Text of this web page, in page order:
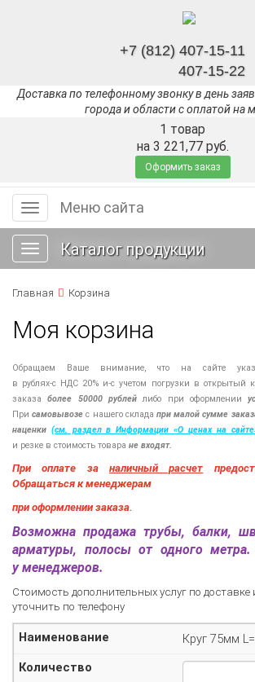
+7 (812) 407-15-11
407-15-22
Доставка по телефонному звонку в день
города и области с оплатой на
1 товар
на 3 221,77 руб.
Оформить заказ
Меню
сайта
Меню сайта
Toggle
navigation
Каталог продукции
Главная Корзина
Моя корзина
Обращаем Ваше внимание, что на сайте
в рублях-с НДС 20% и-с учетом погрузки в открытый
заказаболее 50000 рублей либо при оформлении
Присамовывозе с нашего складапри малой сумме
наценки (см. раздел в Информации «О ценах на
и резке в стоимость товара не входят.
При оплате за наличный расчет
Обращаться к менеджерам
при оформлении заказа.
Возможна продажа трубы, балки,
арматуры, полосы от одного метра.
у менеджеров.
Стоимость дополнительных услуг по доставке
уточнить по телефону
Круг 75мм